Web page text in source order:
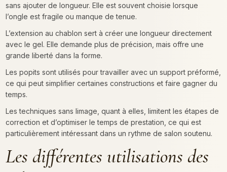
sans ajouter de longueur. Elle est souvent choisie lorsque
l’ongle est fragile ou manque de tenue.
L’extension au chablon sert à créer une longueur directement
avec le gel. Elle demande plus de précision, mais offre une
grande liberté dans la forme.
Les popits sont utilisés pour travailler avec un support préformé,
ce qui peut simplifier certaines constructions et faire gagner du
temps.
Les techniques sans limage, quant à elles, limitent les étapes de
correction et d’optimiser le temps de prestation, ce qui est
particulièrement intéressant dans un rythme de salon soutenu.
Les différentes utilisations des